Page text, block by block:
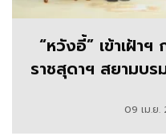
“หวังอี้” เข้าเฝ้า
ราชสุดาฯ สยามบ
09 เม.ย.